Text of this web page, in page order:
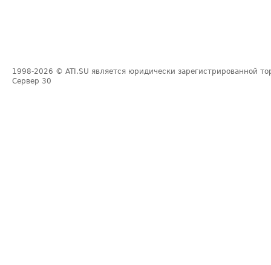
1998-2026 © ATI.SU является юридически зарегистрированной
Сервер 30